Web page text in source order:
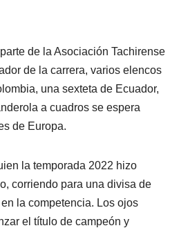
de la Asociación Tachirense
de la carrera, varios elencos
una sexteta de Ecuador,
a cuadros se espera
de Europa.
la temporada 2022 hizo
corriendo para una divisa de
la competencia. Los ojos
el título de campeón y